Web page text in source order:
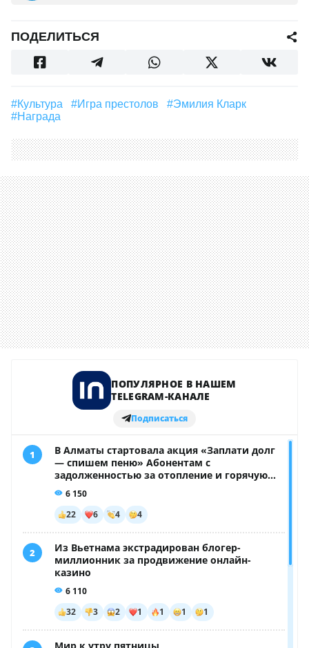
ПОДЕЛИТЬСЯ
#Культура #игра престолов
#Эмилия Кларк
#награда